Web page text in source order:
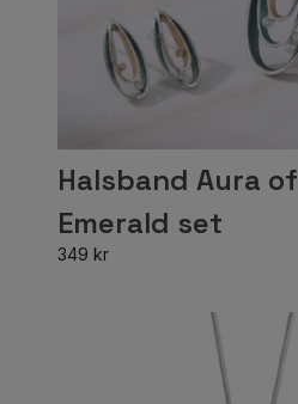
Halsband Aura of
Emerald set
349 kr